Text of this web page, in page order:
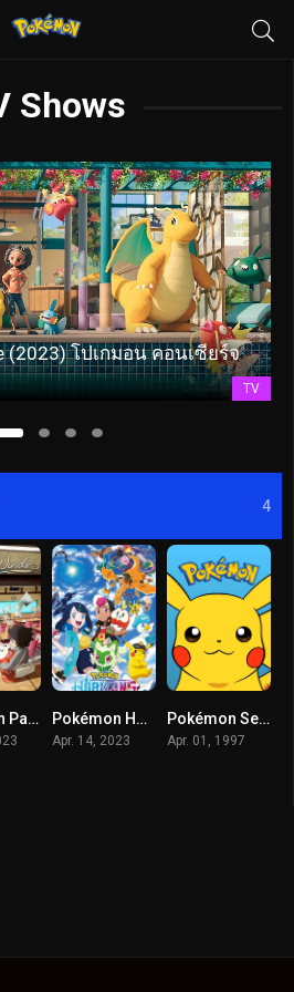
Shows
(2023) โปเกมอน คอนเซียร์จ
TV
4
Pokémon Paldean Winds (2023) หลังเลิกเรียนในพัลเดีย Pokémon Horizons (2023) โปเกมอน ฮอไรซันส์
Apr. 14, 2023
Pokémon Season 1-25 โปเกมอน ปี 1-25 พากย์ไทย จบ
Apr. 01, 1997